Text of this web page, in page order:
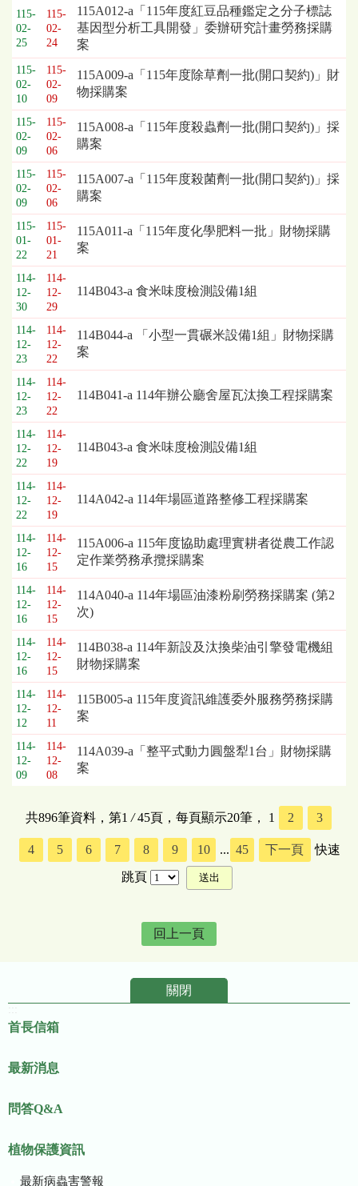
標
日
期、
公
告
事
項
115-
02-
25
115-
02-
24
115A012-a「115年度紅豆品種鑑定之分子標誌
基因型分析工具開發」委辦研究計畫勞務採購
案
115-
02-
10
115-
02-
09
115A009-a「115年度除草劑一批(開口契約)」財
物採購案
115-
02-
09
115-
02-
06
115A008-a「115年度殺蟲劑一批(開口契約)」採
購案
115-
02-
09
115-
02-
06
115A007-a「115年度殺菌劑一批(開口契約)」採
購案
115-
01-
22
115-
01-
21
115A011-a「115年度化學肥料一批」財物採購
案
114-
12-
30
114-
12-
29
114B043-a 食米味度檢測設備1組
114-
12-
23
114-
12-
22
114B044-a 「小型一貫碾米設備1組」財物採購
案
114-
12-
23
114-
12-
22
114B041-a 114年辦公廳舍屋瓦汰換工程採購案
114-
12-
22
114-
12-
19
114B043-a 食米味度檢測設備1組
114-
12-
22
114-
12-
19
114A042-a 114年場區道路整修工程採購案
114-
12-
16
114-
12-
15
115A006-a 115年度協助處理實耕者從農工作認
定作業勞務承攬採購案
114-
12-
16
114-
12-
15
114A040-a 114年場區油漆粉刷勞務採購案 (第2
次)
114-
12-
16
114-
12-
15
114B038-a 114年新設及汰換柴油引擎發電機組
財物採購案
114-
12-
12
114-
12-
11
115B005-a 115年度資訊維護委外服務勞務採購
案
114-
12-
09
114-
12-
08
114A039-a「整平式動力圓盤犁1台」財物採購
案
共896筆資料，第1 /45頁，每頁顯示20筆， 1 2 3
4 5 6 7 8 9 10 ... 45 下一頁
快速
跳頁
回上一頁
關閉
首長信箱
最新消息
問答Q&A
植物保護資訊
最新病蟲害警報